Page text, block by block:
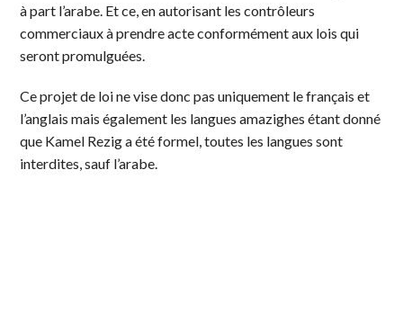
à part l’arabe. Et ce, en autorisant les contrôleurs
commerciaux à prendre acte conformément aux lois qui
seront promulguées.
Ce projet de loi ne vise donc pas uniquement le français et
l’anglais mais également les langues amazighes étant donné
que Kamel Rezig a été formel, toutes les langues sont
interdites, sauf l’arabe.